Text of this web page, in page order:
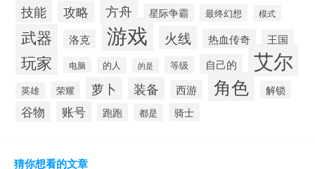
技能 攻略 方舟 星际争霸 最终幻想 模式
武器 洛克 游戏 火线 热血传奇 王国
玩家 电脑 的人 的是 等级 自己的 艾尔
英雄 荣耀 萝卜 装备 西游 角色 解锁
谷物 账号 跑跑 都是 骑士
猜你想看的文章